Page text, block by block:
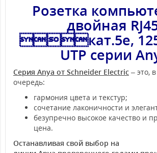
Розетка
двойная
кат.5e,
UTP серии
Серия Anya от Schneider Electric – это,
очередь:
гармония цвета и текстур;
сочетание лаконичности и
безупречно высокое качество и
цена.
Останавливая свой выбор на